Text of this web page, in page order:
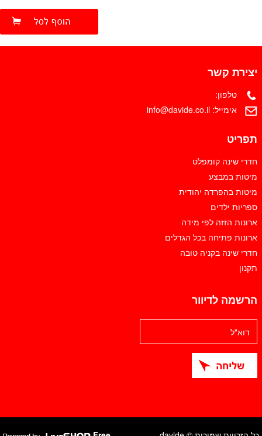
יצירת קשר
טלפון:
אימייל: info@davide.co.il
תפריט
חדרי שינה קומפלט
מיטות במבצע
מיטות בהפרדה יהודית
ספריות ילדים
ארונות הזזה לפי מידה
ארונות פתיחה בכל הגדלים
חדרי שינה בקניה טובה
תקנון
הרשמה לדיוור